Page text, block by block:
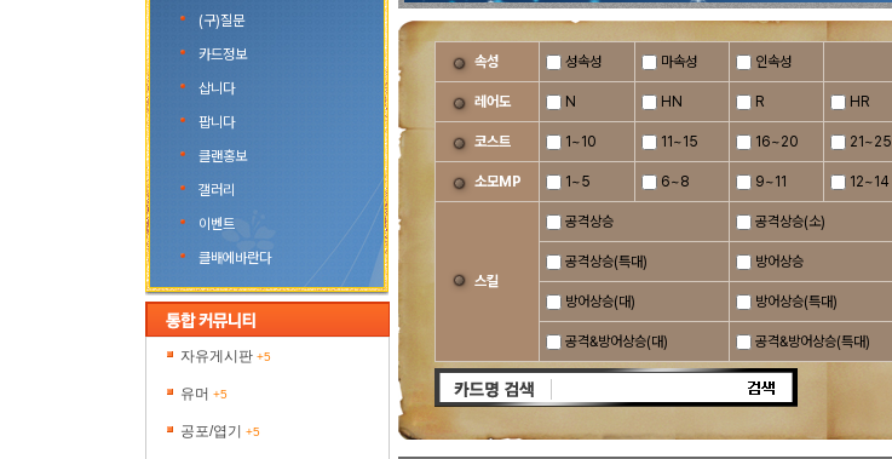
(구)질문
카드정보
삽니다
팝니다
클랜홍보
갤러리
이벤트
클배에바란다
자유게시판 +5
유머 +5
공포/엽기 +5
속성 성속성 마속성 인속성
레어도 N HN R HR
코스트 1~10 11~15 16~20 21~25
소모MP 1~5 6~8 9~11 12~14
스킬
공격상승 공격상승(소)
공격상승(특대) 방어상승
방어상승(대) 방어상승(특대)
공격&방어상승(대) 공격&방어상승(특대)